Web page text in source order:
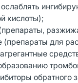
кислоты);
(препараты для
обратного